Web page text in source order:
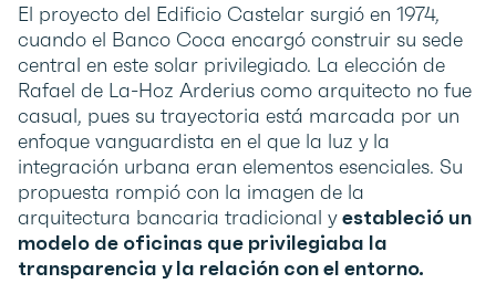
El proyecto del Edificio Castelar surgió en 1974,
cuando el Banco Coca encargó construir su sede
central en este solar privilegiado. La elección de
Rafael de La-Hoz Arderius como arquitecto no fue
casual, pues su trayectoria está marcada por un
enfoque vanguardista en el que la luz y la
integración urbana eran elementos esenciales. Su
propuesta rompió con la imagen de la
arquitectura bancaria tradicional yestableció un
modelo de oficinas que privilegiaba la
transparencia y la relación con el entorno.